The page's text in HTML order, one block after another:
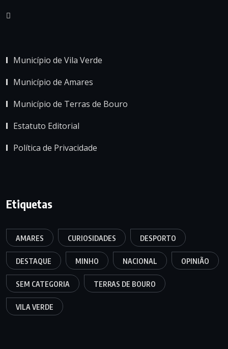
Município de Vila Verde
Município de Amares
Município de Terras de Bouro
Estatuto Editorial
Política de Privacidade
Etiquetas
AMARES CURIOSIDADES DESPORTO
DESTAQUE MINHO NACIONAL OPINIÃO
SEM CATEGORIA TERRAS DE BOURO
VILA VERDE